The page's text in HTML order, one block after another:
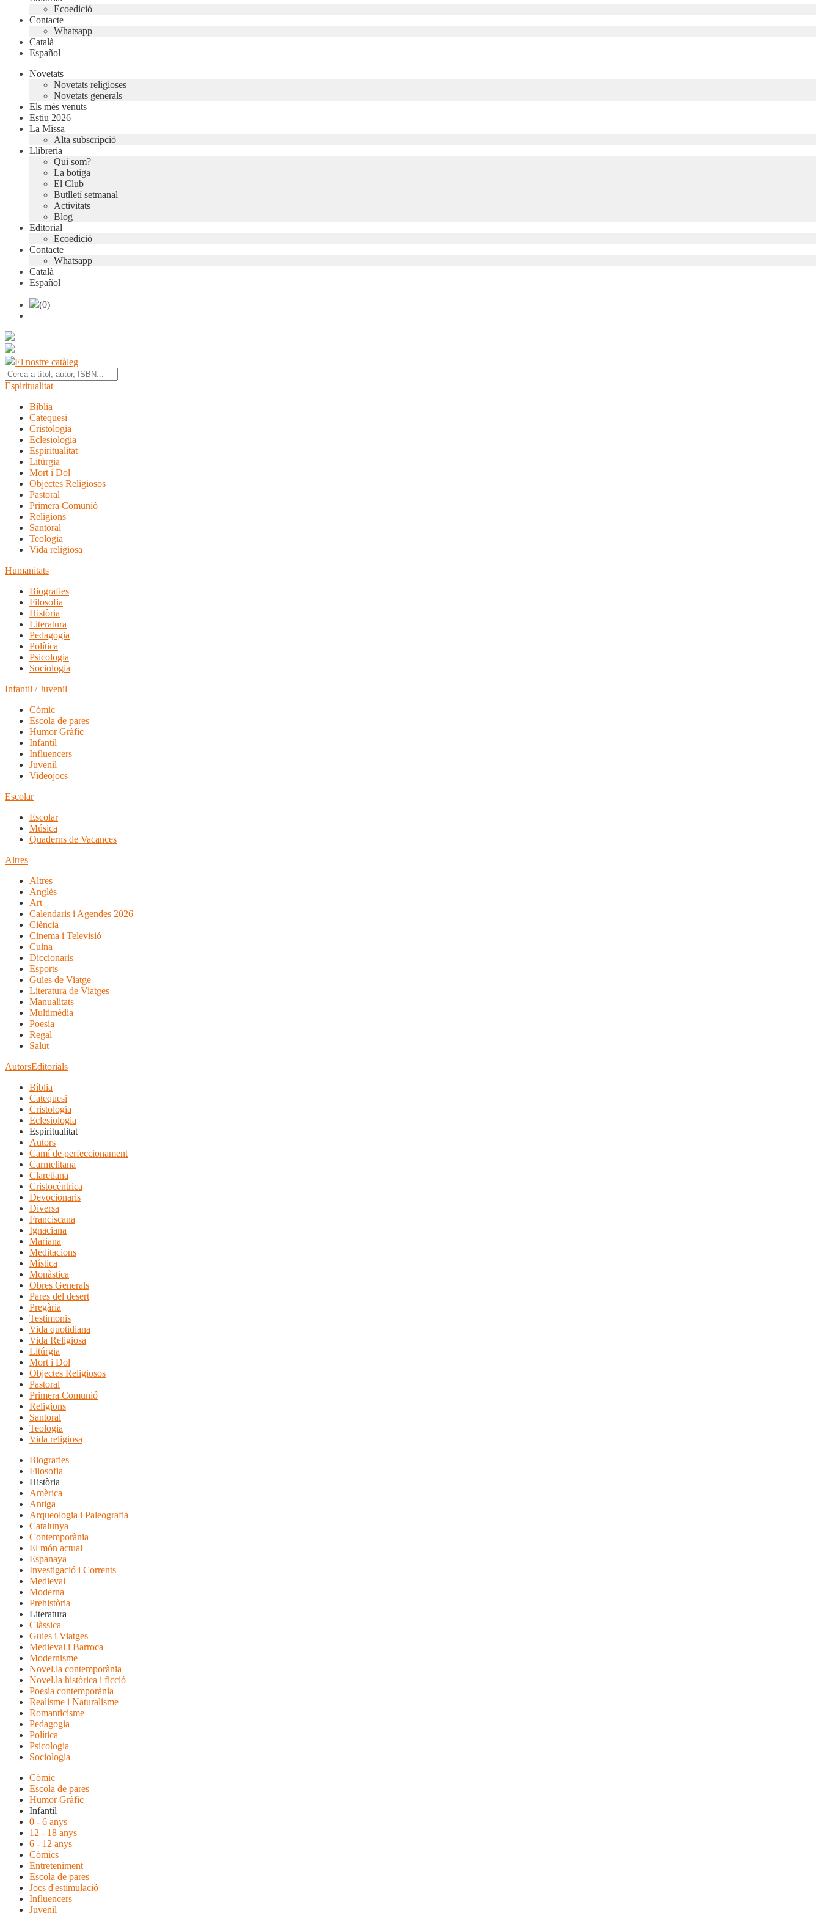
Ecoedició
Contacte
Whatsapp
Català
Español
Novetats
Novetats religioses
Novetats generals
Els més venuts
Estiu 2026
La Missa
Alta subscripció
Llibreria
Qui som?
La botiga
El Club
Butlletí setmanal
Activitats
Blog
Editorial
Ecoedició
Contacte
Whatsapp
Català
Español
(0)
El nostre catàleg
Espiritualitat
Bíblia
Catequesi
Cristologia
Eclesiologia
Espiritualitat
Litúrgia
Mort i Dol
Objectes Religiosos
Pastoral
Primera Comunió
Religions
Santoral
Teologia
Vida religiosa
Humanitats
Biografies
Filosofia
Història
Literatura
Pedagogia
Política
Psicologia
Sociologia
Infantil / Juvenil
Còmic
Escola de pares
Humor Gràfic
Infantil
Influencers
Juvenil
Videojocs
Escolar
Escolar
Música
Quaderns de Vacances
Altres
Altres
Anglès
Art
Calendaris i Agendes 2026
Ciència
Cinema i Televisió
Cuina
Diccionaris
Esports
Guies de Viatge
Literatura de Viatges
Manualitats
Multimèdia
Poesia
Regal
Salut
AutorsEditorials
Bíblia
Catequesi
Cristologia
Eclesiologia
Espiritualitat
Autors
Camí de perfeccionament
Carmelitana
Claretiana
Cristocéntrica
Devocionaris
Diversa
Franciscana
Ignaciana
Mariana
Meditacions
Mística
Monàstica
Obres Generals
Pares del desert
Pregària
Testimonis
Vida quotidiana
Vida Religiosa
Litúrgia
Mort i Dol
Objectes Religiosos
Pastoral
Primera Comunió
Religions
Santoral
Teologia
Vida religiosa
Biografies
Filosofia
Història
Amèrica
Antiga
Arqueologia i Paleografia
Catalunya
Contemporània
El món actual
Espanaya
Investigació i Corrents
Medieval
Moderna
Prehistòria
Literatura
Clàssica
Guies i Viatges
Medieval i Barroca
Modernisme
Novel.la contemporània
Novel.la històrica i ficció
Poesia contemporània
Realisme i Naturalisme
Romanticisme
Pedagogia
Política
Psicologia
Sociologia
Còmic
Escola de pares
Humor Gràfic
Infantil
0 - 6 anys
12 - 18 anys
6 - 12 anys
Còmics
Entreteniment
Escola de pares
Jocs d'estimulació
Influencers
Juvenil